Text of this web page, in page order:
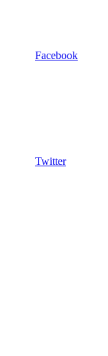
Facebook
Twitter